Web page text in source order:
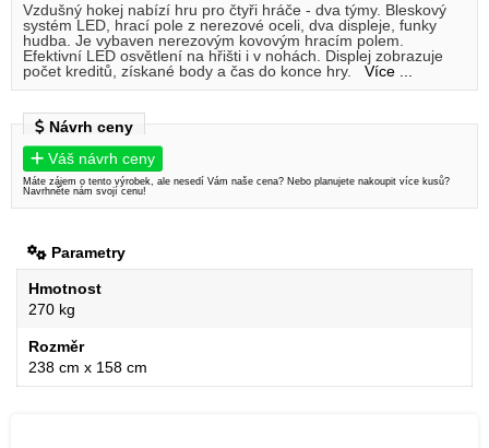
Vzdušný hokej nabízí hru pro čtyři hráče - dva týmy. Bleskový
systém LED, hrací pole z nerezové oceli, dva displeje, funky
hudba. Je vybaven nerezovým kovovým hracím polem.
Efektivní LED osvětlení na hřišti i v nohách. Displej zobrazuje
počet kreditů, získané body a čas do konce hry. Více ...
Návrh ceny
Váš návrh ceny
Máte zájem o tento výrobek, ale nesedí Vám naše cena? Nebo planujete nakoupit více kusů?
Navrhněte nám svojí cenu!
Parametry
Hmotnost
270 kg
Rozměr
238 cm x 158 cm